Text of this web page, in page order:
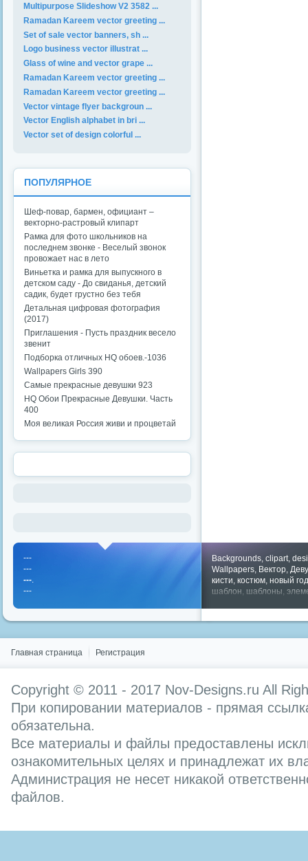
Multipurpose Slideshow V2 3582 ...
Ramadan Kareem vector greeting ...
Set of sale vector banners, sh ...
Logo business vector illustrat ...
Glass of wine and vector grape ...
Ramadan Kareem vector greeting ...
Ramadan Kareem vector greeting ...
Vector vintage flyer backgroun ...
Vector English alphabet in bri ...
Vector set of design colorful ...
ПОПУЛЯРНОЕ
Шеф-повар, бармен, официант –
векторно-растровый клипарт
Рамка для фото школьников на
последнем звонке - Веселый звонок
провожает нас в лето
Виньетка и рамка для выпускного в
детском саду - До свиданья, детский
садик, будет грустно без тебя
Детальная цифровая фотография
(2017)
Приглашения - Пусть праздник весело
звенит
Подборка отличных HQ обоев.-1036
Wallpapers Girls 390
Самые прекрасные девушки 923
HQ Обои Прекрасные Девушки. Часть
400
Моя великая Россия живи и процветай
Backgrounds, clipart,
Wallpapers, Вектор,
кисти, костюм, новый год
шаблон, шаблоны,
---
---
---.
---
Главная страница Регистрация
Copyright © 2011 - 2017 Nov-Designs.ru All
При копировании материалов - прямая
обязательна.
Все материалы и файлы предоставлены
ознакомительных целях и принадлежат их
Администрация не несет никакой
файлов.